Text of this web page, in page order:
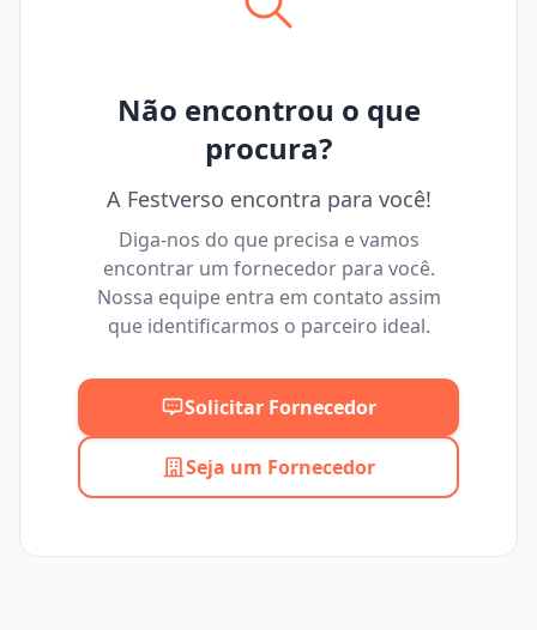
Máximo
Não encontrou o que
procura?
A Festverso encontra para você!
Diga-nos do que precisa e vamos
encontrar um fornecedor para você.
Nossa equipe entra em contato assim
que identificarmos o parceiro ideal.
Solicitar Fornecedor
Seja um Fornecedor